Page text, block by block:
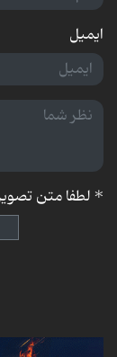
ایمیل
*لطفا متن